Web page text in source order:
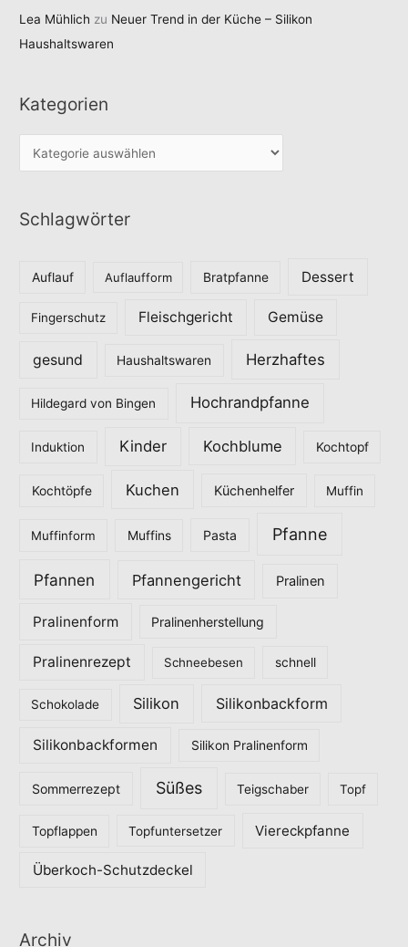
Lea Mühlich zu Neuer Trend in der Küche – Silikon
Haushaltswaren
Kategorien
a
e
Schlagwörter
Auflauf Auflaufform Bratpfanne Dessert
Fingerschutz Fleischgericht Gemüse
gesund Haushaltswaren Herzhaftes
Hildegard von Bingen Hochrandpfanne
Induktion Kinder Kochblume Kochtopf
Kochtöpfe Kuchen Küchenhelfer Muffin
Muffinform Muffins Pasta Pfanne
Pfannen Pfannengericht Pralinen
Pralinenform Pralinenherstellung
Pralinenrezept Schneebesen schnell
Schokolade Silikon Silikonbackform
Silikonbackformen Silikon Pralinenform
Sommerrezept Süßes Teigschaber Topf
Topflappen Topfuntersetzer Viereckpfanne
Überkoch-Schutzdeckel
Archiv